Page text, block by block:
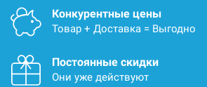
Конкурентные цены
Товар + Доставка = Выгодно
Постоянные скидки
Они уже действуют